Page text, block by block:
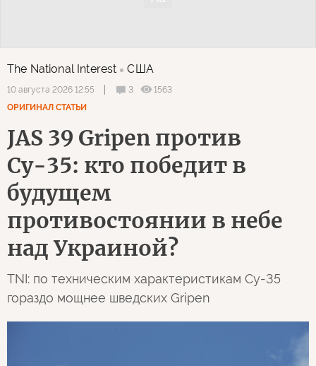
The National Interest США
10 августа 2026 12:55 3
1563
ОРИГИНАЛ СТАТЬИ
JAS 39 Gripen против
Су-35: кто победит в
будущем
противостоянии в небе
над Украиной?
TNI: по техническим характеристикам Су-35
гораздо мощнее шведских Gripen